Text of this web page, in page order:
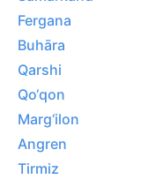
Fergana
Buhāra
Qarshi
Qo‘qon
Marg‘ilon
Angren
Tirmiz